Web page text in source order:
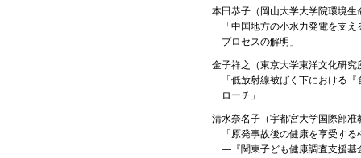
本田恭子（岡山大学大学院環境生
「中国地方の小水力発電を支
プロセスの解明」
金子祥之（東京大学東洋文化研究
「低放射線被ばく下における
ローチ」
清水奈名子（宇都宮大学国際部准
「原発事故後の健康を享受す
―『関東子ども健康調査支援基